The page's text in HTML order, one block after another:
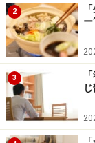
本的に私の仕
る。先日も3日
仕事が山積みに
ら『やけに忙
りゃ3日も遊ん
を遊びだと思っ
されました」
2
3